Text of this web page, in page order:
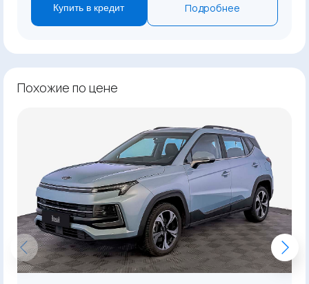
Купить в кредит Подробнее
Похожие по цене